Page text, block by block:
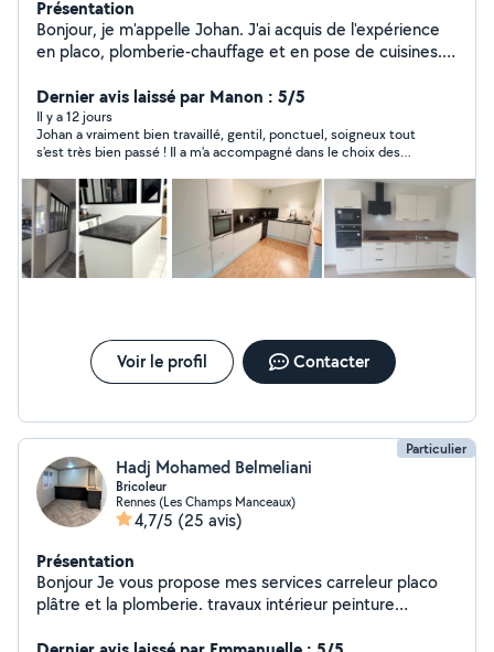
Présentation
Bonjour, je m'appelle Johan. J'ai acquis de l'expérience
en placo, plomberie-chauffage et en pose de cuisines.
travaux intérieurs, selon vos besoins.
Dernier avis laissé par Manon : 5/5
Il y a 12 jours
Johan a vraiment bien travaillé, gentil, ponctuel, soigneux tout
s'est très bien passé ! Il a m'a accompagné dans le choix des
fenêtres. Il s'est rendu disponible pour aller chercher le
matériel et de déplacer 2 fois pour les travaux d'installation.
Merci encore pour votre disponibilité et vos conseils pour
cette pose 😊
Voir le profil Contacter
Particulier
Hadj Mohamed Belmeliani
Bricoleur
Rennes (Les Champs Manceaux)
4,7/5 (25 avis)
Présentation
Bonjour Je vous propose mes services carreleur placo
plâtre et la plomberie. travaux intérieur peinture